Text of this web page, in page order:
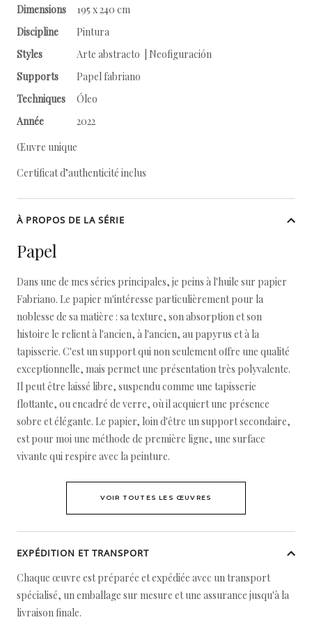
Dimensions
195 x 240 cm
Discipline
Pintura
Styles
Arte abstracto | Neofiguración
Supports
Papel fabriano
Techniques
Óleo
Année
2022
Œuvre unique
Certificat d’authenticité inclus
À PROPOS DE LA SÉRIE
Papel
Dans une de mes séries principales, je peins à l'huile sur papier
Fabriano. Le papier m'intéresse particulièrement pour la
noblesse de sa matière : sa texture, son absorption et son
histoire le relient à l'ancien, à l'ancien, au papyrus et à la
tapisserie. C'est un support qui non seulement offre une qualité
exceptionnelle, mais permet une présentation très polyvalente.
Il peut être laissé libre, suspendu comme une tapisserie
flottante, ou encadré de verre, où il acquiert une présence
sobre et élégante. Le papier, loin d'être un support secondaire,
est pour moi une méthode de première ligne, une surface
vivante qui respire avec la peinture.
VOIR TOUTES LES ŒUVRES
EXPÉDITION ET TRANSPORT
Chaque œuvre est préparée et expédiée avec un transport
spécialisé, un emballage sur mesure et une assurance jusqu'à la
livraison finale.